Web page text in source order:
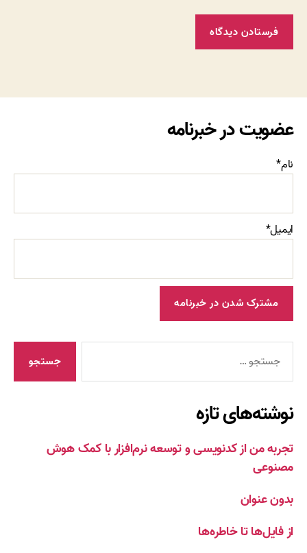
عضویت در خبرنامه
نام*
ایمیل*
نوشته‌های تازه
تجربه من از کدنویسی و توسعه نرم‌افزار با کمک هوش
مصنوعی
بدون عنوان
از فایل‌ها تا خاطره‌ها